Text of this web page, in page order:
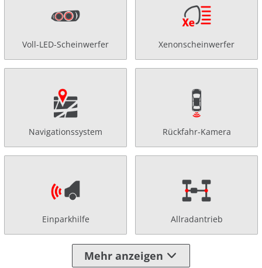
Voll-LED-Scheinwerfer Xenonscheinwerfer
Navigationssystem Rückfahr-Kamera
Einparkhilfe Allradantrieb
Mehr anzeigen